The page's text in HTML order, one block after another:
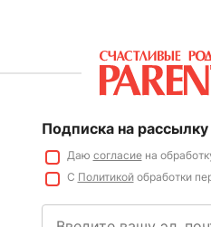
Подписка на рассылку
Даю согласиена
С Политикойобработки